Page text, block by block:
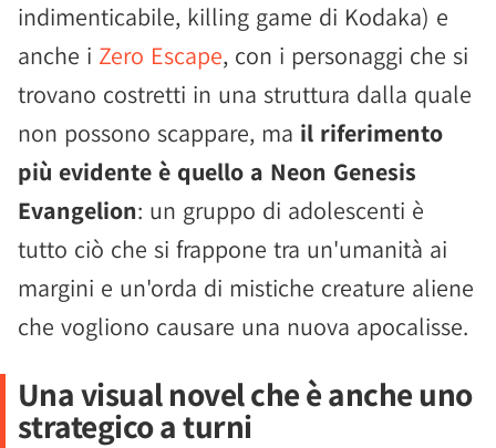
indimenticabile, killing game di Kodaka) e
anche i Zero Escape, con i personaggi che si
trovano costretti in una struttura dalla quale
non possono scappare, ma il riferimento
più evidente è quello a Neon Genesis
Evangelion: un gruppo di adolescenti è
tutto ciò che si frappone tra un'umanità ai
margini e un'orda di mistiche creature aliene
che vogliono causare una nuova apocalisse.
Una visual novel che è anche uno
strategico a turni